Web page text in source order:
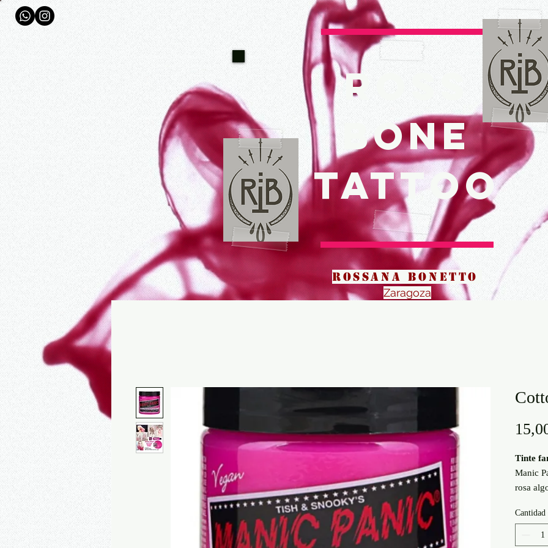
ROSS
BONE
TATTOO
Rossana Bonetto
Zaragoza
Tinte
Manic
rosa
calidad y
Cantidad